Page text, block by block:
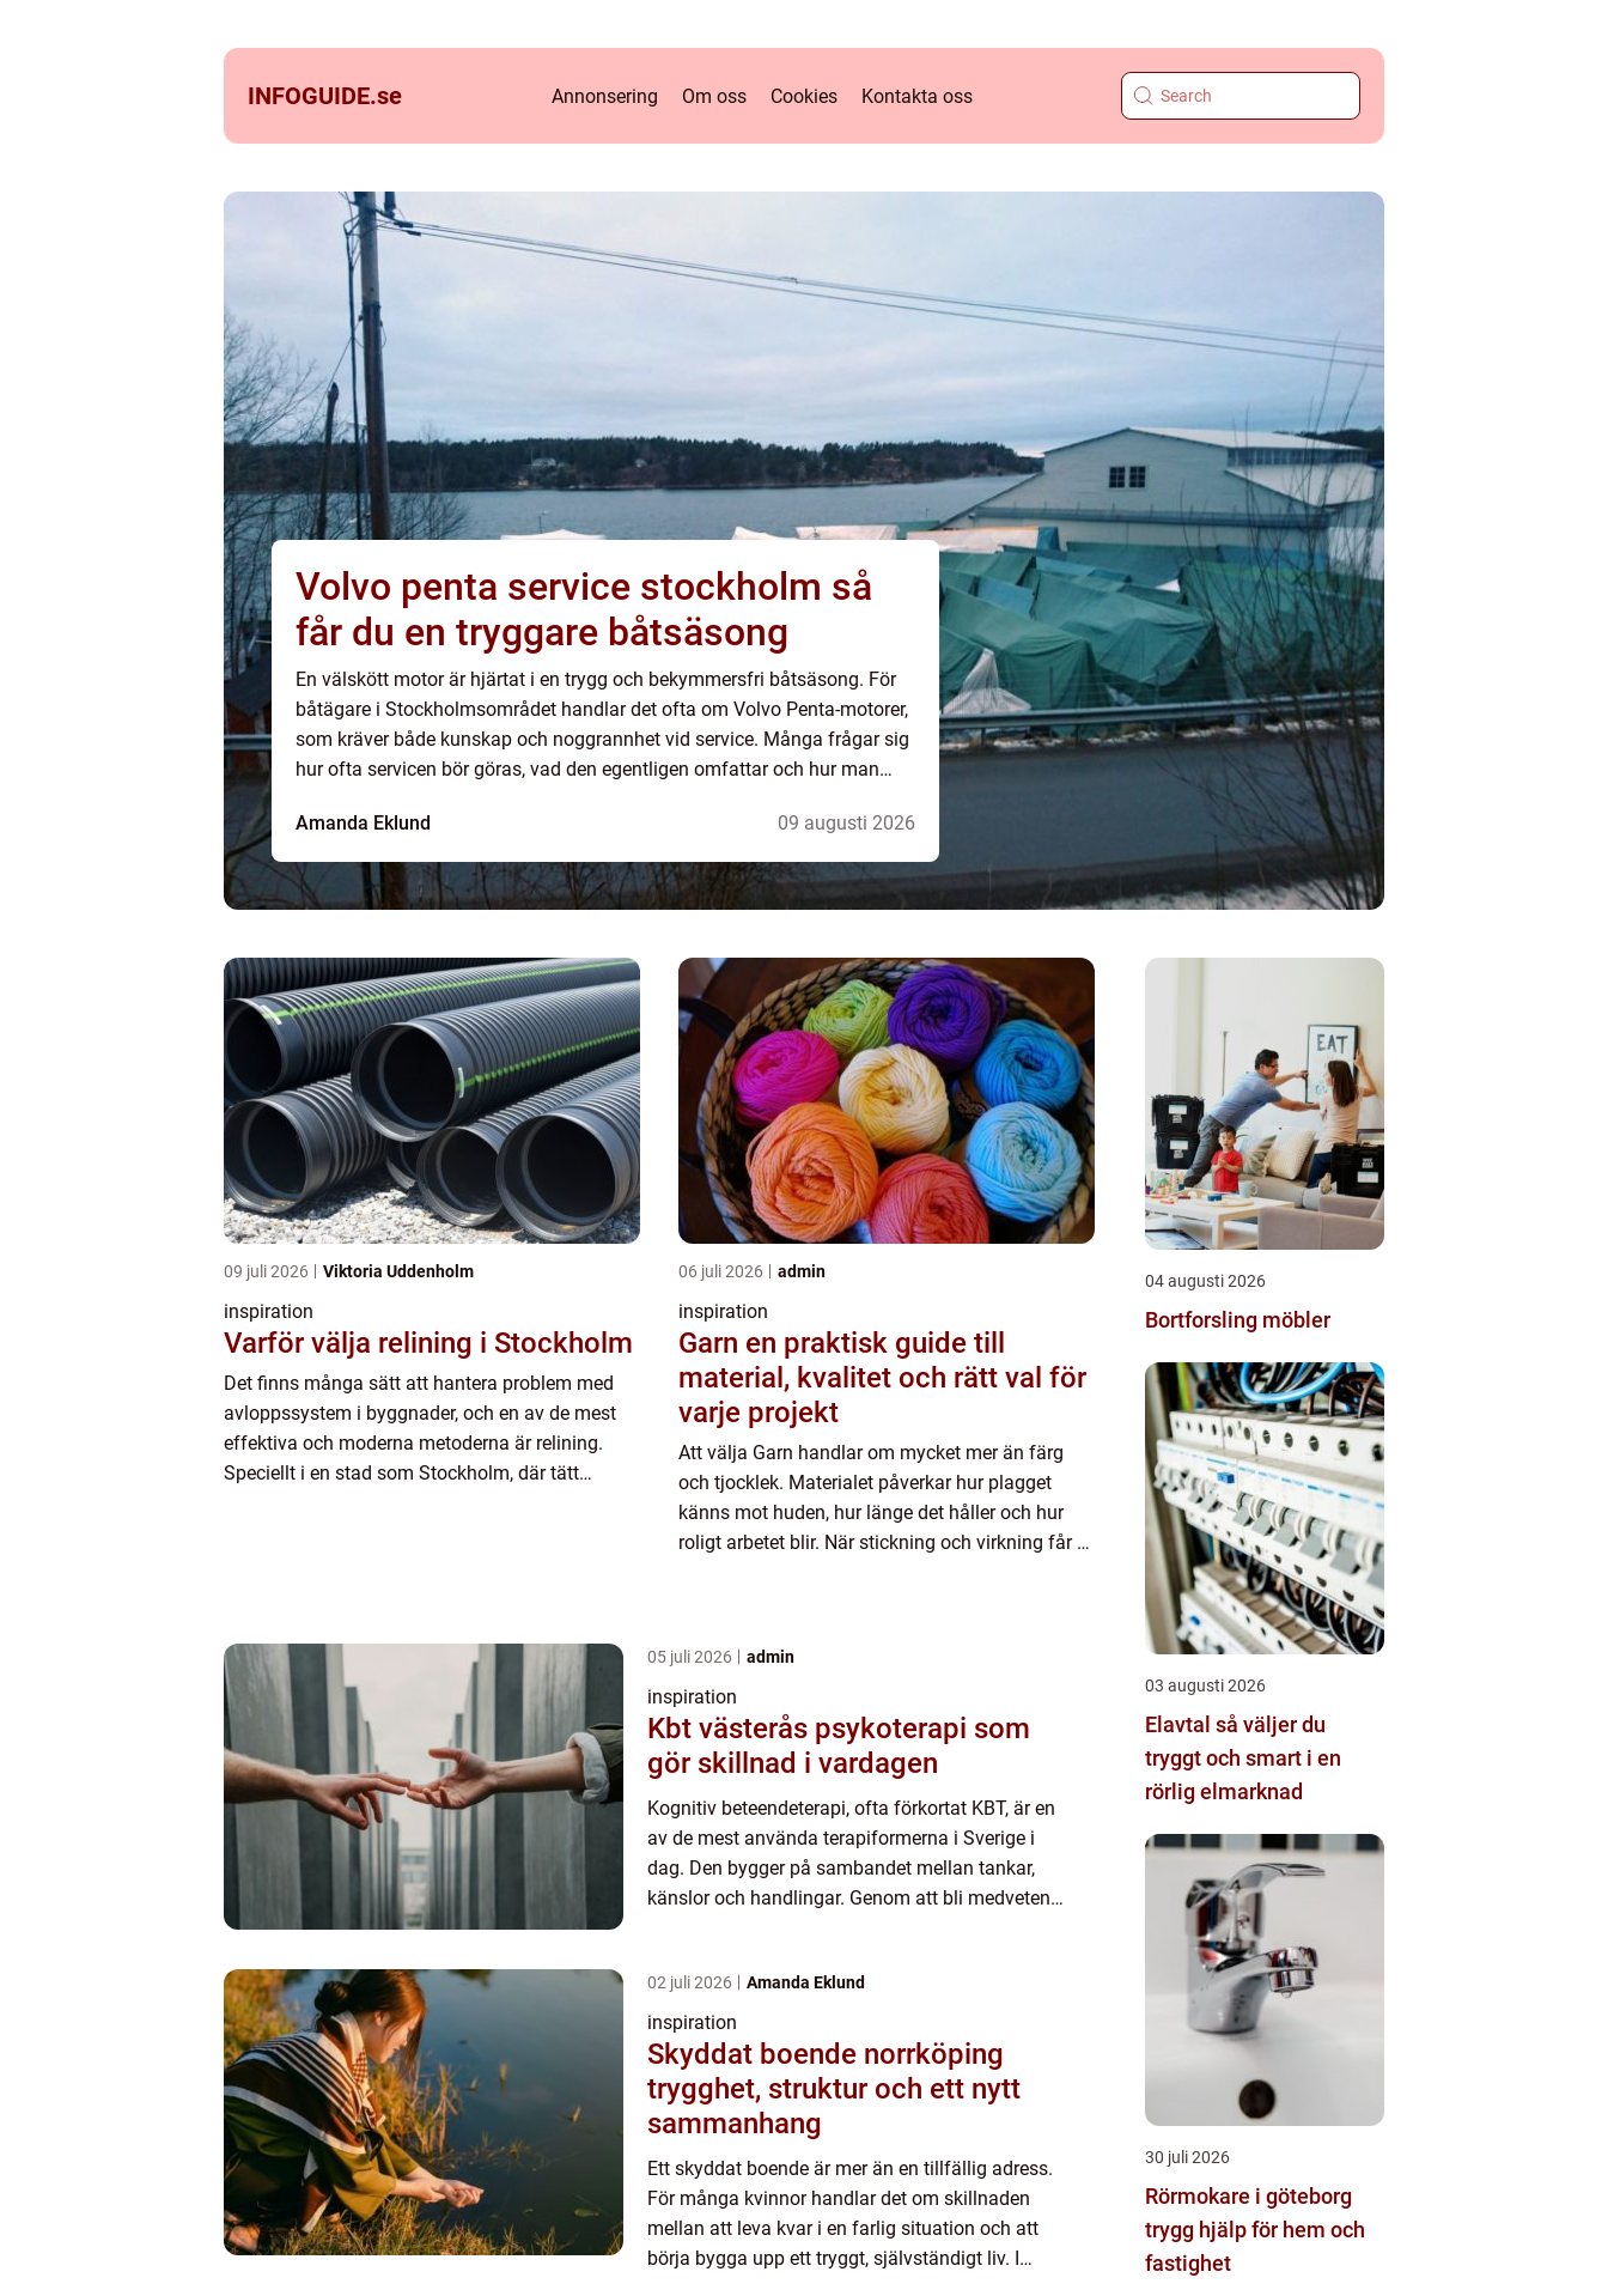
INFOGUIDE.se Annonsering Om oss Cookies Kontakta oss
Volvo penta service stockholm så
får du en tryggare båtsäsong
En välskött motor är hjärtat i en trygg och bekymmersfri båtsäsong. För
båtägare i Stockholmsområdet handlar det ofta om Volvo Penta-motorer,
som kräver både kunskap och noggrannhet vid service. Många frågar sig
hur ofta servicen bör göras, vad den egentligen omfattar och hur man
Amanda Eklund
09 augusti 2026
09 juli 2026 Viktoria Uddenholm
inspiration
Varför välja relining i Stockholm
Det finns många sätt att hantera problem med
avloppssystem i byggnader, och en av de mest
effektiva och moderna metoderna är relining.
Speciellt i en stad som Stockholm, där tätt
06 juli 2026 admin
inspiration
Garn en praktisk guide till
material, kvalitet och rätt val för
varje projekt
Att välja Garn handlar om mycket mer än färg
och tjocklek. Materialet påverkar hur plagget
känns mot huden, hur länge det håller och hur
roligt arbetet blir. När stickning och virkning får ta
05 juli 2026 admin
inspiration
Kbt västerås psykoterapi som
gör skillnad i vardagen
Kognitiv beteendeterapi, ofta förkortat KBT, är en
av de mest använda terapiformerna i Sverige i
dag. Den bygger på sambandet mellan tankar,
känslor och handlingar. Genom att bli medveten
02 juli 2026 Amanda Eklund
inspiration
Skyddat boende norrköping
trygghet, struktur och ett nytt
sammanhang
Ett skyddat boende är mer än en tillfällig adress.
För många kvinnor handlar det om skillnaden
mellan att leva kvar i en farlig situation och att
börja bygga upp ett tryggt, självständigt liv. I
04 augusti 2026
Bortforsling möbler
03 augusti 2026
Elavtal så väljer du
tryggt och smart i en
rörlig elmarknad
30 juli 2026
Rörmokare i göteborg
trygg hjälp för hem och
fastighet